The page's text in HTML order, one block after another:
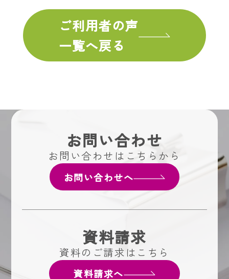
ご利用者の声
一覧へ戻る
お問い合わせ
お問い合わせはこちらから
お問い合わせへ
資料請求
資料のご請求はこちら
資料請求へ